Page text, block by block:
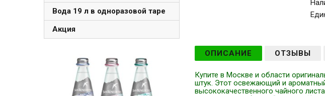
ОПИСАНИЕ ОТЗЫВЫ
Купите в Москве и области
штук. Этот освежающий и
высококачественного чайного
Вода 19 л в одноразовой таре
Акция